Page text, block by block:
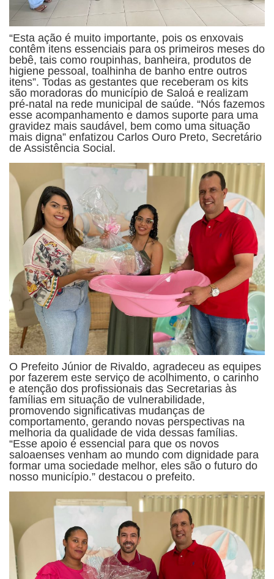
“Esta ação é muito importante, pois os enxovais
contêm itens essenciais para os primeiros meses do
bebê, tais como roupinhas, banheira, produtos de
higiene pessoal, toalhinha de banho entre outros
itens”. Todas as gestantes que receberam os kits
são moradoras do município de Saloá e realizam
pré-natal na rede municipal de saúde. “Nós fazemos
esse acompanhamento e damos suporte para uma
gravidez mais saudável, bem como uma situação
mais digna” enfatizou Carlos Ouro Preto, Secretário
de Assistência Social.
O Prefeito Júnior de Rivaldo, agradeceu as equipes
por fazerem este serviço de acolhimento, o carinho
e atenção dos profissionais das Secretarias às
famílias em situação de vulnerabilidade,
promovendo significativas mudanças de
comportamento, gerando novas perspectivas na
melhoria da qualidade de vida dessas famílias.
“Esse apoio é essencial para que os novos
saloaenses venham ao mundo com dignidade para
formar uma sociedade melhor, eles são o futuro do
nosso município.” destacou o prefeito.